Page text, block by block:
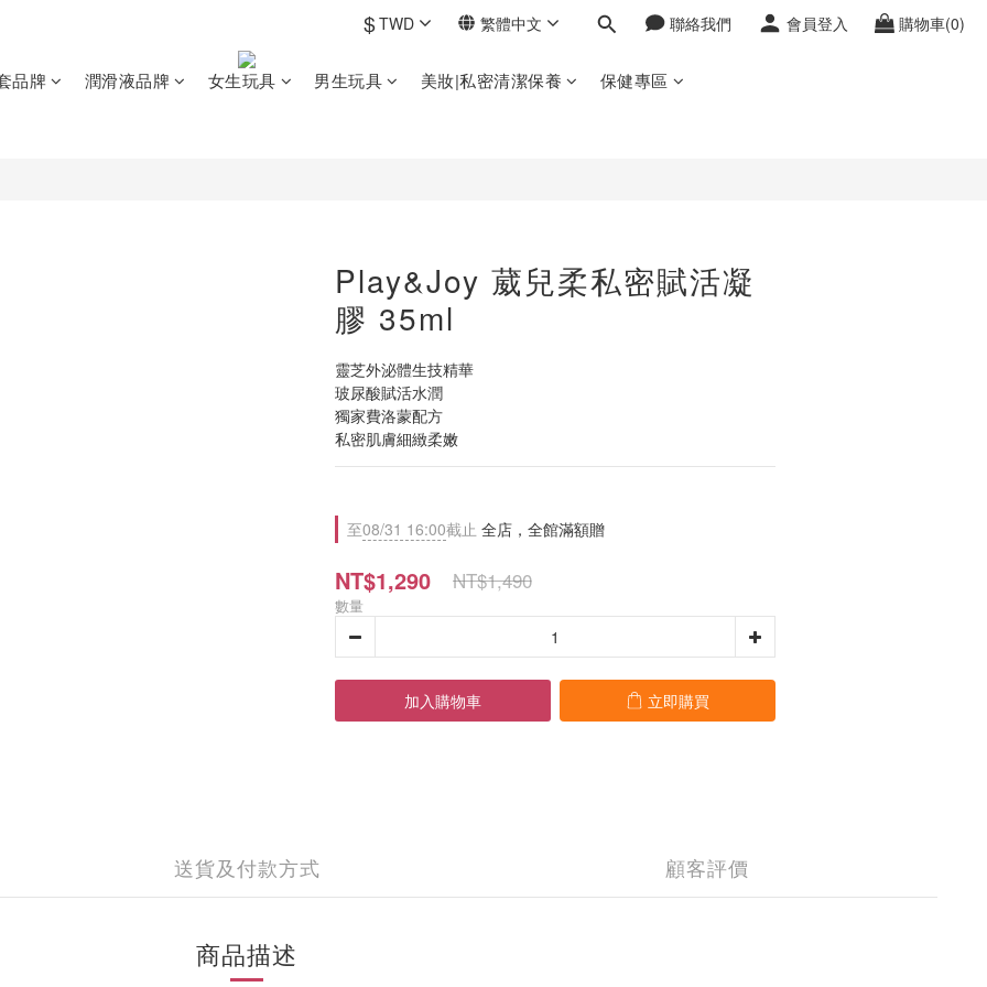
$TWD 繁體中文 聯絡我們 會員登入 購物車(0)
品牌 潤滑液品牌 女生玩具 男生玩具 美妝|私密清潔保養 保健專區
Play&Joy 葳兒柔私密賦活凝
膠 35ml
靈芝外泌體生技精華
玻尿酸賦活水潤
獨家費洛蒙配方
私密肌膚細緻柔嫩
至08/31 16:00截止 全店，全館滿額贈
NT$1,290 NT$1,490
數量
加入購物車 立即購買
送貨及付款方式 顧客評價
商品描述
立即購買